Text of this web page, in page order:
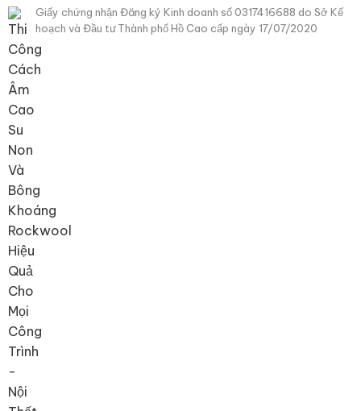
Giấy chứng nhận Đăng ký Kinh doanh số 0317416688 do Sở Kế
hoạch và Đầu tư Thành phố Hồ Cao cấp ngày 17/07/2020